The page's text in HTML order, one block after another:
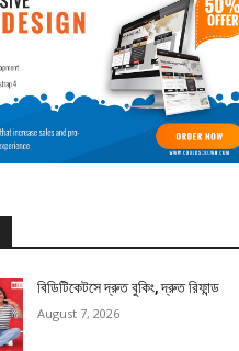
বিডিটিকেটসে দ্রুত বুকিং, দ্রুত রিফান্ড
August 7, 2026